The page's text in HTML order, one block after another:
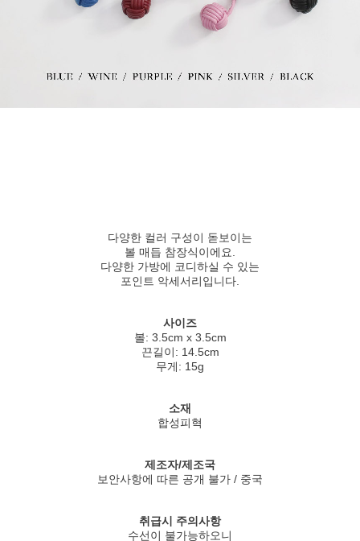
다양한 컬러 구성이 돋보이는
볼 매듭 참장식이에요.
다양한 가방에 코디하실 수 있는
포인트 악세서리입니다.
사이즈
볼: 3.5cm x 3.5cm
끈길이: 14.5cm
무게: 15g
소재
합성피혁
제조자/제조국
보안사항에 따른 공개 불가 / 중국
취급시 주의사항
수선이 불가능하오니